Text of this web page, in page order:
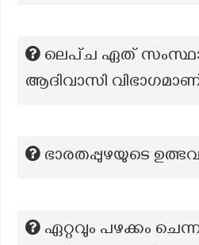
ലെപ്ച ഏത്
ആദിവാസി
ഭാരതപ്പുഴയുടെ
ഏറ്റവും പഴക്കം